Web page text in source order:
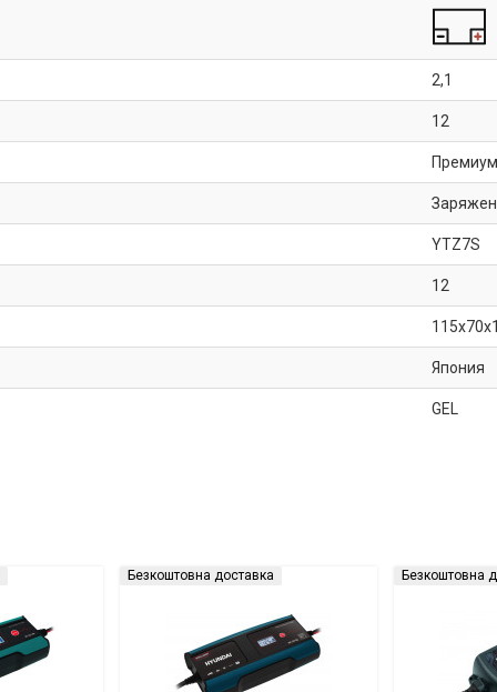
2,1
12
Премиум
YTZ7S
12
Япония
GEL
Безкоштовна доставка Безкоштовна